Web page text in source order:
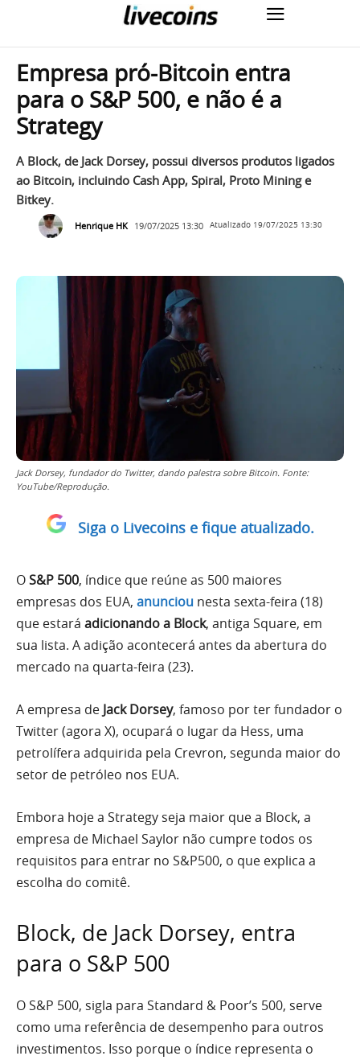
Empresa pró-Bitcoin entra
para o S&P 500, e não é a
Strategy
A Block, de Jack Dorsey, possui diversos produtos ligados
ao Bitcoin, incluindo Cash App, Spiral, Proto Mining e
Bitkey.
Henrique HK 19/07/2025 13:30 Atualizado 19/07/2025 13:30
Jack Dorsey, fundador do Twitter, dando palestra sobre Bitcoin. Fonte:
YouTube/Reprodução.
Siga o Livecoins e fique atualizado.
OS&P 500, índice que reúne as 500 maiores
empresas dos EUA, anunciou nesta sexta-feira (18)
que estará adicionando a Block, antiga Square, em
sua lista. A adição acontecerá antes da abertura do
mercado na quarta-feira (23).
A empresa de Jack Dorsey, famoso por ter fundador o
Twitter (agora X), ocupará o lugar da Hess, uma
petrolífera adquirida pela Crevron, segunda maior do
setor de petróleo nos EUA.
Embora hoje a Strategy seja maior que a Block, a
empresa de Michael Saylor não cumpre todos os
requisitos para entrar no S&P500, o que explica a
escolha do comitê.
Block, de Jack Dorsey, entra
para o S&P 500
O S&P 500, sigla para Standard & Poor’s 500, serve
como uma referência de desempenho para outros
investimentos. Isso porque o índice representa o